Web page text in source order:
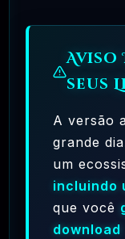
06 - E SE O
OUTRO
07 - COMO
Aviso
seus
A versão
grande
um
incluindo
que você
download